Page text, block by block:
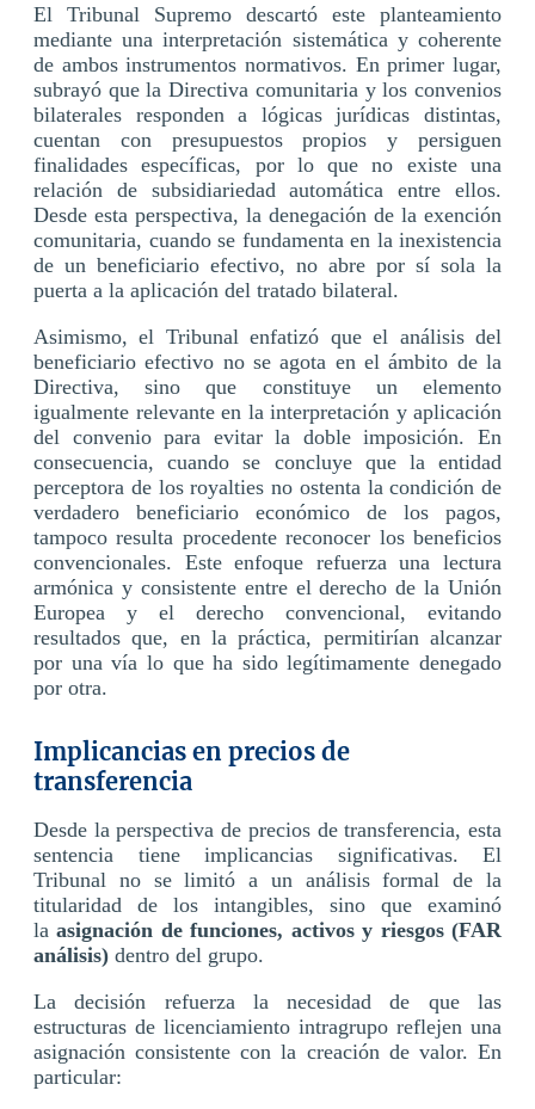
El Tribunal Supremo descartó este planteamiento
mediante una interpretación sistemática y coherente
de ambos instrumentos normativos. En primer lugar,
subrayó que la Directiva comunitaria y los convenios
bilaterales responden a lógicas jurídicas distintas,
cuentan con presupuestos propios y persiguen
finalidades específicas, por lo que no existe una
relación de subsidiariedad automática entre ellos.
Desde esta perspectiva, la denegación de la exención
comunitaria, cuando se fundamenta en la inexistencia
de un beneficiario efectivo, no abre por sí sola la
puerta a la aplicación del tratado bilateral.
Asimismo, el Tribunal enfatizó que el análisis del
beneficiario efectivo no se agota en el ámbito de la
Directiva, sino que constituye un elemento
igualmente relevante en la interpretación y aplicación
del convenio para evitar la doble imposición. En
consecuencia, cuando se concluye que la entidad
perceptora de los royalties no ostenta la condición de
verdadero beneficiario económico de los pagos,
tampoco resulta procedente reconocer los beneficios
convencionales. Este enfoque refuerza una lectura
armónica y consistente entre el derecho de la Unión
Europea y el derecho convencional, evitando
resultados que, en la práctica, permitirían alcanzar
por una vía lo que ha sido legítimamente denegado
por otra.
Implicancias en precios de
transferencia
Desde la perspectiva de precios de transferencia, esta
sentencia tiene implicancias significativas. El
Tribunal no se limitó a un análisis formal de la
titularidad de los intangibles, sino que examinó
laasignación de funciones, activos y riesgos (FAR
análisis) dentro del grupo.
La decisión refuerza la necesidad de que las
estructuras de licenciamiento intragrupo reflejen una
asignación consistente con la creación de valor. En
particular: